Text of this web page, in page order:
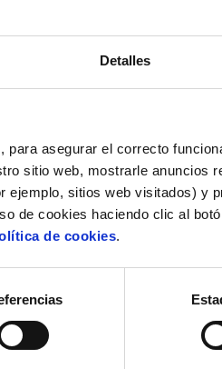
Detalles
asegurar el correcto
sitio web, mostrarle anuncios
ejemplo, sitios web visitados) y
de cookies haciendo clic al
de cookies.
más se suele pasar por alto
plazo?
libre?
una planificación
y tematización de una atracción